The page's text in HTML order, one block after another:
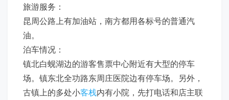
旅游服务：
昆周公路上有加油站，南方都用各标号的普通汽
油。
泊车情况：
镇北白蚬湖边的游客售票中心附近有大型的停车
场。镇东北全功路东周庄医院边有停车场。另外，
古镇上的多处小客栈内有小院，先打电话和店主联